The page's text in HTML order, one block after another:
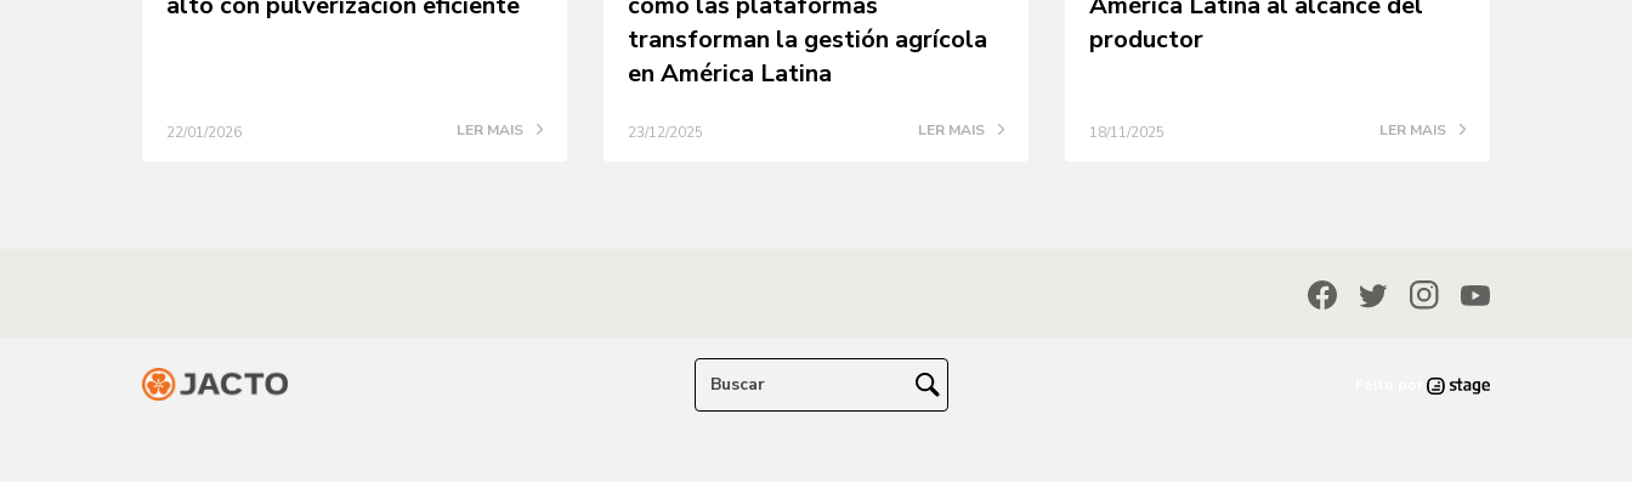
22/01/2026 LER MAIS
transforman la gestión agrícola
en América Latina
23/12/2025 LER MAIS
productor
18/11/2025 LER MAIS